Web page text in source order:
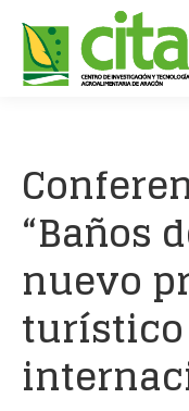
“Baños
nuevo